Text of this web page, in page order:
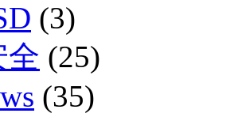
(3)
全 (25)
(35)